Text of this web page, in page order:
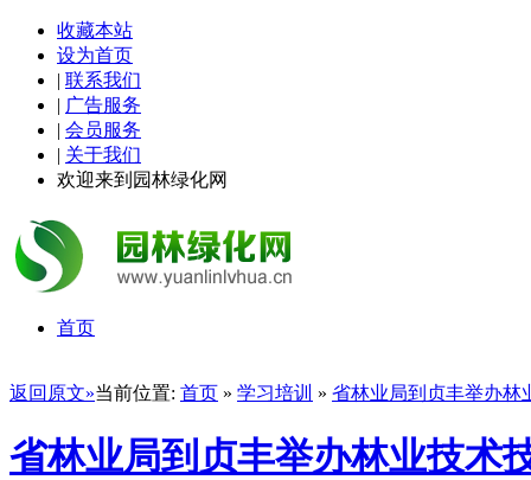
收藏本站
设为首页
| 联系我们
| 广告服务
| 会员服务
| 关于我们
欢迎来到园林绿化网
首页
返回原文»当前位置: 首页 » 学习培训 » 省林业局到贞丰举办林
省林业局到贞丰举办林业技术